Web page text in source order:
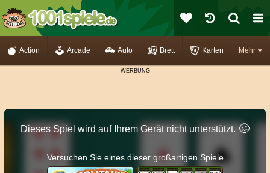
Mehr
Action Arcade Auto Brett Karten
Dieses Spiel wird auf Ihrem Gerät nicht unterstützt. 🥴️
Versuchen Sie eines dieser großartigen Spiele